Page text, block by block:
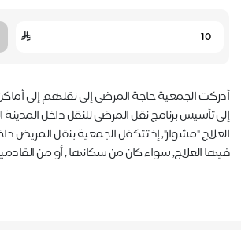
أدركت الجمعية حاجة المرضى إلى نقلهم إلى
إلى تأسيس برنامج نقل المرضى للنقل داخل المدينة
العلاج "مشوار", إذ تتكفل الجمعية بنقل المريض
فيها العلاج, سواء كان من سكانها , أو من